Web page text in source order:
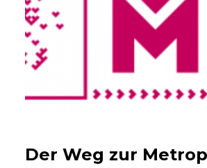
Der Weg zur